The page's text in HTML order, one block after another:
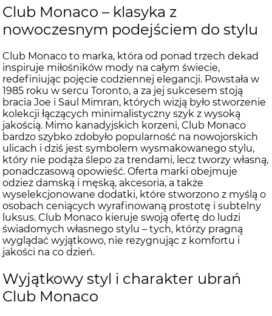
Club Monaco – klasyka z
nowoczesnym podejściem do stylu
Club Monaco to marka, która od ponad trzech dekad
inspiruje miłośników mody na całym świecie,
redefiniując pojęcie codziennej elegancji. Powstała w
1985 roku w sercu Toronto, a za jej sukcesem stoją
bracia Joe i Saul Mimran, których wizją było stworzenie
kolekcji łączących minimalistyczny szyk z wysoką
jakością. Mimo kanadyjskich korzeni, Club Monaco
bardzo szybko zdobyło popularność na nowojorskich
ulicach i dziś jest symbolem wysmakowanego stylu,
który nie podąża ślepo za trendami, lecz tworzy własną,
ponadczasową opowieść. Oferta marki obejmuje
odzież damską i męską, akcesoria, a także
wyselekcjonowane dodatki, które stworzono z myślą o
osobach ceniących wyrafinowaną prostotę i subtelny
luksus. Club Monaco kieruje swoją ofertę do ludzi
świadomych własnego stylu – tych, którzy pragną
wyglądać wyjątkowo, nie rezygnując z komfortu i
jakości na co dzień.
Wyjątkowy styl i charakter ubrań
Club Monaco